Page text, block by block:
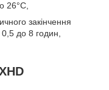
26°С,
закінчення
до 8 годин,